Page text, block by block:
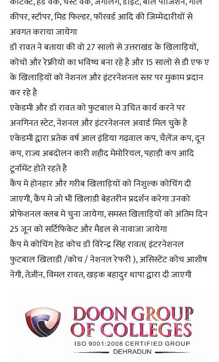
कीपर, स्टॉपर, मिड फिल्डर, फॉरवर्ड आदि की जिम्मेदारीयों से
अवगत कराया जायेगा
डॉ रावत ने बताया की वो 27 सालो से उत्तराखंड के खिलाड़ियों,
कोचो और रेफ्रीयो का भविष्य बना रहे है और 15 सालो से डी एफ ए
के खिलाड़ियों को नेशनल और इंटरनेशनल स्तर पर मुकाम प्रदान
कर रहे है
एकेडमी और डॉ रावत को फुटबाल मे उचित कार्य करने पर
अनगिनत स्टेट, नेशनल और इंटरनेशनल अवार्ड मिल चुके है
एकेडमी द्वारा प्रतेक वर्ष आल इंडिया गढ़वाल कप, चैलेंज कप, दून
कप, राज्य अबदोलन कारी शहीद मेमोरियल, पहाड़ी कप आदि
टूर्नामेंट होते रहते है
कैंप मे होनहार और गरीब खिलाड़ियों को निशुल्क कोचिंग दी
जाएगी, कैंप मे जो भी खिलाडी बेहतरीन प्रदर्शन करेगा उनको
प्रोफेशनल क्लब मे चुना जायेगा, समस्त खिलाड़ियों को अंतिम दिन
25 जून को सर्टिफिकेट और मैडल से नावाजा जायेगा
कैंप मे कोचिंग हेड कोच डॉ विरेन्द्र सिंह रावत( इंटरनेशनल
फुटबाल खिलाडी /कोच / नेशनल रेफरी ), असिस्टेंट कोच आशीष
नेगी, तेज़ीन, विमल रावत, खड़क बहादुर थापा द्वारा दी जाएगी